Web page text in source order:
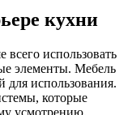
кухни
всего использовать
элементы. Мебель
использования.
которые
усмотрению.